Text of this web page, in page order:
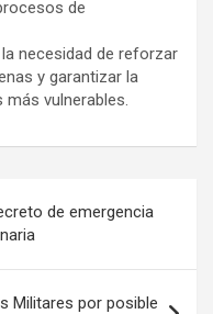
de
necesidad de reforzar
y garantizar la
vulnerables.
de emergencia
Militares por posible